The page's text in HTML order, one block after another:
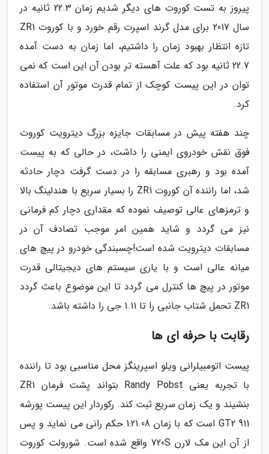
پیروز به تست کوروت های دیگر شدیم زمان 22.3 ثانیه در
سال 2017 برای مدل گرند اسپرت رقم خورد و با کوروت ZR1
تازه انتظار بهبود زمان را داشتیم، اما زمان به دست آمده
22.7 ثانیه بود که علت آهسته تر بودن آن این است که نمی
توان در این پیست کوچک از تمام قدرت موتور آن استفاده
کرد.
چند هفته پیش در مسابقات جایزه بزرگ دیترویت کوروت
فوق نقش خودروی ایمنی را داشت، در حالی که به پیست
آمده بود و رهبری مسابقه را در دست گرفت دچار حادثه
شد، اما راننده آن کوروت ZR1 را بسیار سریع با هندلینگ بالا
و ترمزهای عالی توصیف نموده که مقداری دچار کم فرمانی
نیز می گردد و شاید همین امر موجب تصادف آن در
مسابقات دیترویت شده است!چسبندگی خودرو در پیچ های
میانه عالی است و با یاری سیستم های دیجیتالی قدرت
موتور در پیچ ها کنترل می گردد تا این موضوع باعث گردد
ZR1 تحمل شتاب جانبی را تا 1.11 جی را داشته باشد.
رقابت با حرفه ای ها
پیست اتومبیلرانی ویلو اسپرینگز محل مناسبی بود تا راننده
با تجربه یعنی Randy Pobst بتواند پشت فرمان ZR1
بنشیند و یک زمان سریع ثبت کند. رکوردار این پیست پورشه
911 GT2 است که با زمان 1:21.08 حکم رانی می نماید و پس
از آن این مک لارن 720S واقع شده است. شورولت کوروت